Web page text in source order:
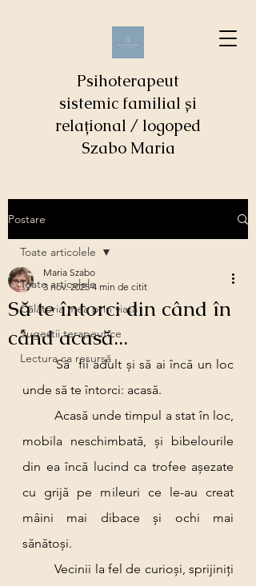
Psihoterapeut
sistemic familial și
relațional / logoped
Szabo Maria
Postare
Toate articolele
Călătoria mea prin viaţă
Sugestii terapeutice
Lectura ca resursă
Toate articolele
Să te întorci din când în
când acasă...
Maria Szabo
3 nov. 2025 4 min de citit
	Să  fii adult și să ai încă un loc
unde să te întorci: acasă.
	Acasă unde timpul a stat în loc,
mobila neschimbată, și bibelourile
din ea încă lucind ca trofee așezate
cu grijă pe mileuri ce le-au creat
mâini mai dibace și ochi mai
sănătoși.
	Vecinii la fel de curioși, sprijiniți